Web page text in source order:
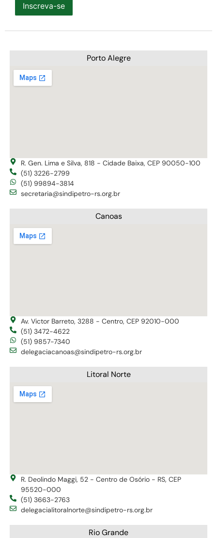
Inscreva-se
Porto Alegre
R. Gen. Lima e Silva, 818 - Cidade Baixa, CEP 90050-100
(51) 3226-2799
(51) 99894-3814
secretaria@sindipetro-rs.org.br
Canoas
Av. Victor Barreto, 3288 - Centro, CEP 92010-000
(51) 3472-4622
(51) 9857-7340
delegaciacanoas@sindipetro-rs.org.br
Litoral Norte
R. Deolindo Maggi, 52 - Centro de Osório - RS, CEP
95520-000
(51) 3663-2763
delegacialitoralnorte@sindipetro-rs.org.br
Rio Grande